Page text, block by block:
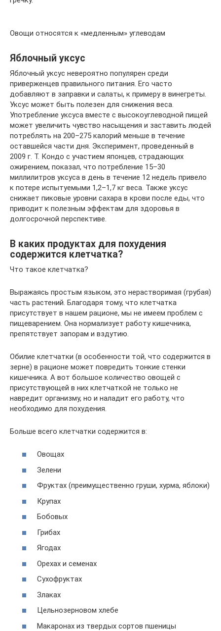
Овощи относятся к «медленным» углеводам
Яблочный уксус
Яблочный уксус невероятно популярен среди
приверженцев правильного питания. Его часто
добавляют в заправки и салаты, к примеру в винегреты.
Уксус может быть полезен для снижения веса.
Употребление уксуса вместе с высокоуглеводной пищей
может увеличить чувство насыщения и заставить людей
потреблять на 200–275 калорий меньше в течение
оставшейся части дня. Эксперимент, проведенный в
2009 г. Т. Кондо с участием японцев, страдающих
ожирением, показал, что потребление 15–30
миллилитров уксуса в день в течение 12 недель привело
к потере испытуемыми 1,2–1,7 кг веса. Также уксус
снижает пиковые уровни сахара в крови после еды, что
приводит к полезным эффектам для здоровья в
долгосрочной перспективе.
В каких продуктах для похудения
содержится клетчатка?
Что такое клетчатка?
Выражаясь простым языком, это нерастворимая (грубая)
часть растений. Благодаря тому, что клетчатка
присутствует в нашем рационе, мы не имеем проблем с
пищеварением. Она нормализует работу кишечника,
препятствует запорам и вздутию.
Обилие клетчатки (в особенности той, что содержится в
зерне) в рационе может повредить тонкие стенки
кишечника. А вот большое количество овощей с
присутствующей в них клетчаткой не только не
навредит организму, но и наладит его работу, что
необходимо для похудения.
Больше всего клетчатки содержится в:
Овощах
Зелени
Фруктах (преимущественно груши, хурма, яблоки)
Крупах
Бобовых
Грибах
Ягодах
Орехах и семенах
Сухофруктах
Злаках
Цельнозерновом хлебе
Макаронах из твердых сортов пшеницы